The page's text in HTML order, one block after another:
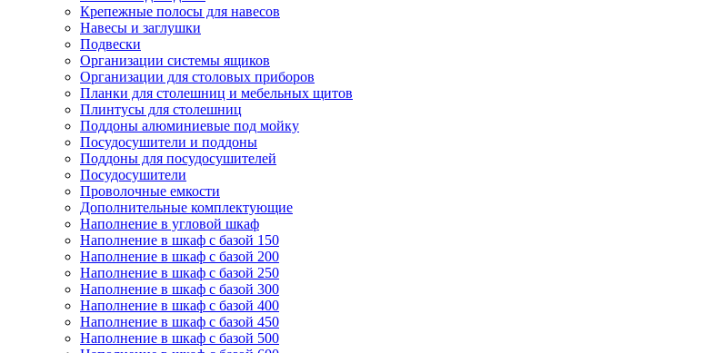
Крепежные полосы для навесов
Навесы и заглушки
Подвески
Организации системы ящиков
Организации для столовых приборов
Планки для столешниц и мебельных щитов
Плинтусы для столешниц
Поддоны алюминиевые под мойку
Посудосушители и поддоны
Поддоны для посудосушителей
Посудосушители
Проволочные емкости
Дополнительные комплектующие
Наполнение в угловой шкаф
Наполнение в шкаф с базой 150
Наполнение в шкаф с базой 200
Наполнение в шкаф с базой 250
Наполнение в шкаф с базой 300
Наполнение в шкаф с базой 400
Наполнение в шкаф с базой 450
Наполнение в шкаф с базой 500